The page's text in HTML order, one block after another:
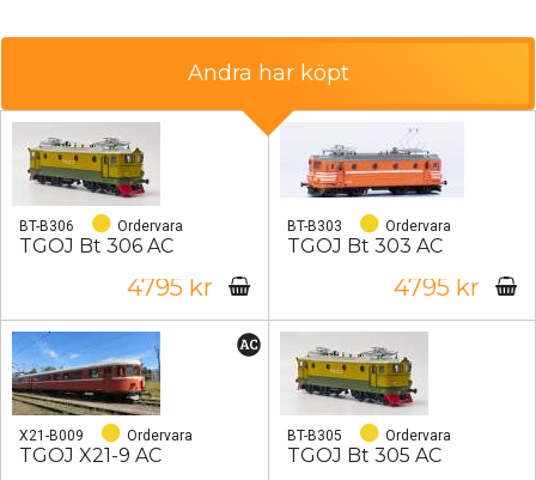
Andra har köpt
BT-B306 Ordervara
TGOJ Bt 306 AC
4795 kr
BT-B303 Ordervara
TGOJ Bt 303 AC
4795 kr
X21-B009 Ordervara
TGOJ X21-9 AC
BT-B305 Ordervara
TGOJ Bt 305 AC